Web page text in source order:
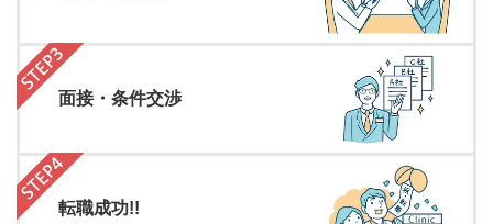
面接・条件交渉
転職成功!!